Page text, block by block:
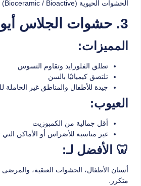
الحشوات الحيوية (Bioceramic / Bioactive)
3. حشوات الجلاس أيونومر
المميزات:
تطلق الفلورايد وتقاوم التسوس
تلتصق كيميائيًا بالسن
جيدة للأطفال والمناطق غير الحاملة
العيوب:
أقل جمالية من الكمبوزيت
غير مناسبة للأضراس أو الأماكن التي
🦷 الأفضل لـ:
أسنان الأطفال، الحشوات العنقية،
متكرر.